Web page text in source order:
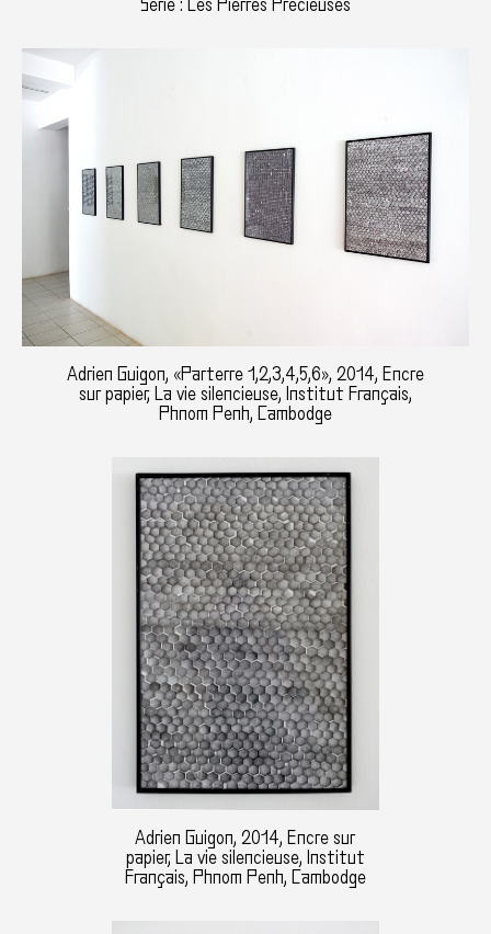
Série : Les Pierres Précieuses
Adrien Guigon, «Parterre 1,2,3,4,5,6», 2014, Encre
sur papier, La vie silencieuse, Institut Français,
Phnom Penh, Cambodge
Adrien Guigon, 2014, Encre sur
papier, La vie silencieuse, Institut
Français, Phnom Penh, Cambodge